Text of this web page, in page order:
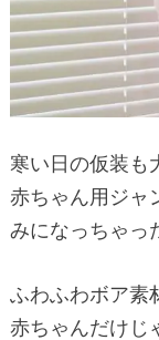
寒い日の仮装も
赤ちゃん用ジャ
みになっちゃっ
ふわふわボア素
赤ちゃんだけじ